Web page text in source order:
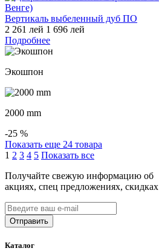
Вертикаль выбеленный дуб ПО
2 261 лей 1 696 лей
Подробнее
Экошпон
2000 mm
-25 %
Показать еще 24 товара
1 2 3 4 5 Показать все
Получайте свежую информацию об
акциях, спец предложениях, скидках
Каталог